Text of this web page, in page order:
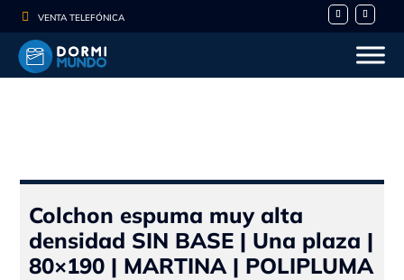
 VENTA TELEFÓNICA
Colchon espuma muy alta
densidad SIN BASE | Una plaza |
80×190 | MARTINA | POLIPLUMA